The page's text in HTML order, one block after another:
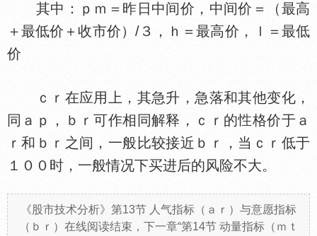
其中：ｐｍ＝昨日中间价，中间价＝（最高
＋最低价＋收市价）/３，ｈ＝最高价，ｌ＝最低
价
ｃｒ在应用上，其急升，急落和其他变化，
同ａｐ，ｂｒ可作相同解释，ｃｒ的
格价于ａ
ｒ和ｂｒ之间，一般比较接近ｂｒ，当ｃｒ低于
１００时，一般情况下买进后的风险不大。
《股市技术分析》第13节 人气指标（ａｒ）与意愿指标
（ｂｒ）在线阅读结束，下一章“第14节 动量指标（ｍｔ